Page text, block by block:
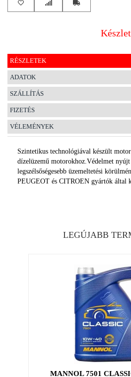
NYÍR-LUB KFT.:
RÉSZLETEK
ADATOK
SZÁLLÍTÁS
FIZETÉS
VÉLEMÉNYEK
Szintetikus technológiával készült
dízelüzemű motorokhoz.Védelmet
legszélsőségesebb üzemeltetési
PEUGEOT és CITROEN gyártók által
LEGÚJABB
MANNOL 7501